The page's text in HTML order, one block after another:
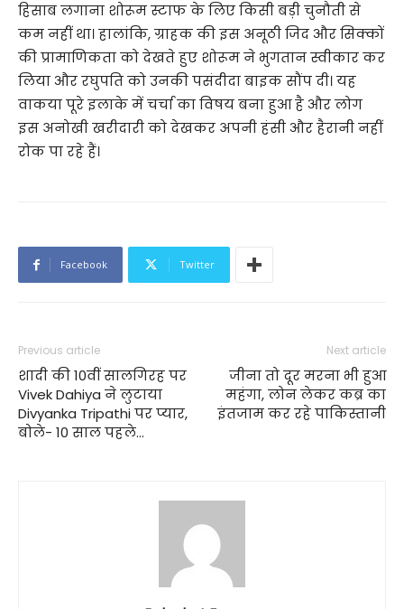
हिसाब लगाना शोरूम स्टाफ के लिए किसी बड़ी चुनौती से
कम नहीं था। हालांकि, ग्राहक की इस अनूठी जिद और सिक्कों
की प्रामाणिकता को देखते हुए शोरूम ने भुगतान स्वीकार कर
लिया और रघुपति को उनकी पसंदीदा बाइक सौंप दी। यह
वाकया पूरे इलाके में चर्चा का विषय बना हुआ है और लोग
इस अनोखी खरीदारी को देखकर अपनी हंसी और हैरानी नहीं
रोक पा रहे हैं।
Facebook Twitter
Previous article
शादी की 10वीं सालगिरह पर
Vivek Dahiya ने लुटाया
Divyanka Tripathi पर प्यार,
बोले- 10 साल पहले…
Next article
जीना तो दूर मरना भी हुआ
महंगा, लोन लेकर कब्र का
इंतजाम कर रहे पाकिस्तानी